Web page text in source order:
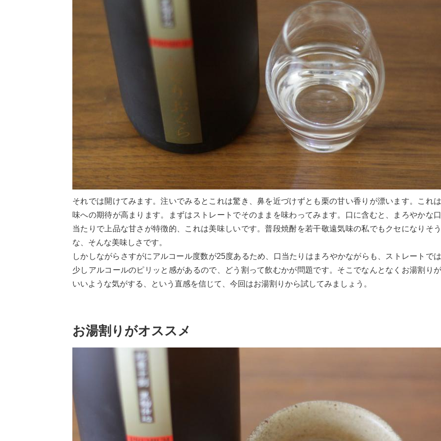
それでは開けてみます。注いでみるとこれは驚き、鼻を近づけずとも栗の甘い香りが漂います。これは
味への期待が高まります。まずはストレートでそのままを味わってみます。口に含むと、まろやかな口
当たりで上品な甘さが特徴的、これは美味しいです。普段焼酎を若干敬遠気味の私でもクセになりそう
な、そんな美味しさです。
しかしながらさすがにアルコール度数が25度あるため、口当たりはまろやかながらも、ストレートでは
少しアルコールのピリッと感があるので、どう割って飲むかが問題です。そこでなんとなくお湯割りが
いいような気がする、という直感を信じて、今回はお湯割りから試してみましょう。
お湯割りがオススメ